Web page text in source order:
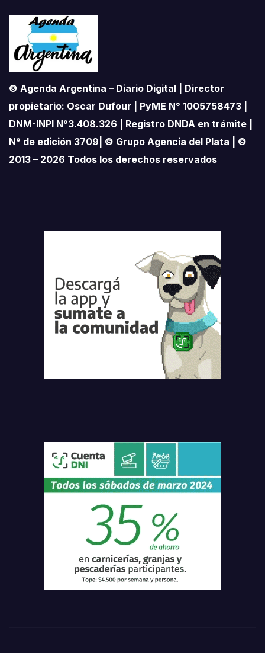
© Agenda Argentina – Diario Digital | Director
propietario: Oscar Dufour | PyME N° 1005758473 |
DNM-INPI N°3.408.326 | Registro DNDA en trámite |
N° de edición 3709| © Grupo Agencia del Plata | ©
2013 – 2026 Todos los derechos reservados